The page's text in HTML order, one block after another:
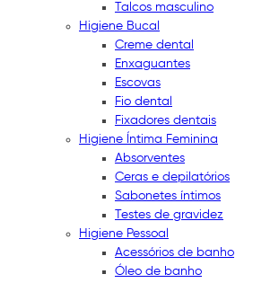
Talcos masculino
Higiene Bucal
Creme dental
Enxaguantes
Escovas
Fio dental
Fixadores dentais
Higiene Íntima Feminina
Absorventes
Ceras e depilatórios
Sabonetes íntimos
Testes de gravidez
Higiene Pessoal
Acessórios de banho
Óleo de banho